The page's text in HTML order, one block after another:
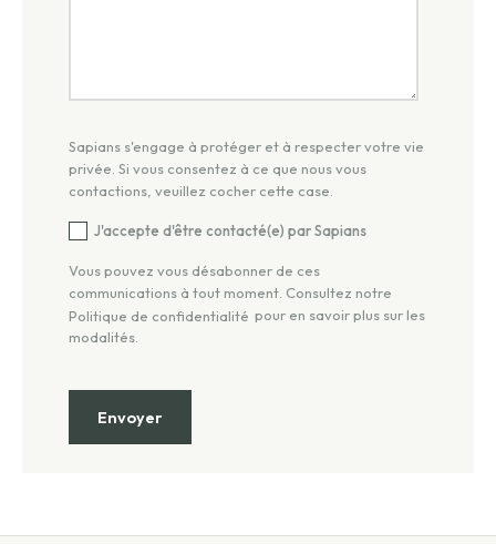
Sapians s'engage à protéger et à respecter votre vie
privée. Si vous consentez à ce que nous vous
contactions, veuillez cocher cette case.
J'accepte d'être contacté(e) par Sapians
Vous pouvez vous désabonner de ces
communications à tout moment. Consultez notre
Politique de confidentialité pour en savoir plus sur les
modalités.